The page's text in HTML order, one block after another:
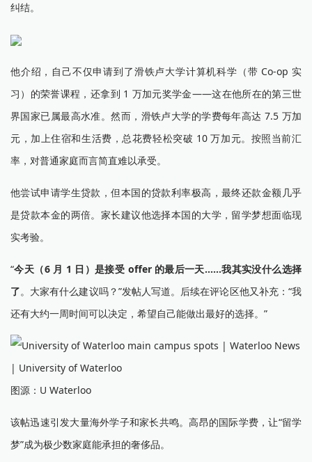
纠结。
他介绍，自己不仅申请到了滑铁卢大学计算机科学（带 Co-op 实
习）的荣誉课程，还拿到 1 万加元奖学金——这在他所在的第三世
界国家已属最高水准。然而，滑铁卢大学的学费每年高达 7.5 万加
元，加上住宿和生活费，总花费轻松突破 10 万加元。按照当前汇
率，对普通家庭而言简直难以承受。
他尝试申请学生贷款，但本国的贷款利率极高，最终还款金额几乎
是贷款本金的两倍。家长建议他选择本国的大学，留学梦想面临现
实考验。
“今天（6 月 1 日）是接受 offer 的最后一天……我其实没什么选择
了。大家有什么建议吗？”发帖人写道。后续在评论区他又补充：“我
还有大约一周时间可以决定，希望自己能做出最好的选择。”
图源：U Waterloo
该帖迅速引发大量海外学子和家长共鸣。高昂的国际学费，让“留学
梦”成为极少数家庭能承担的奢侈品。